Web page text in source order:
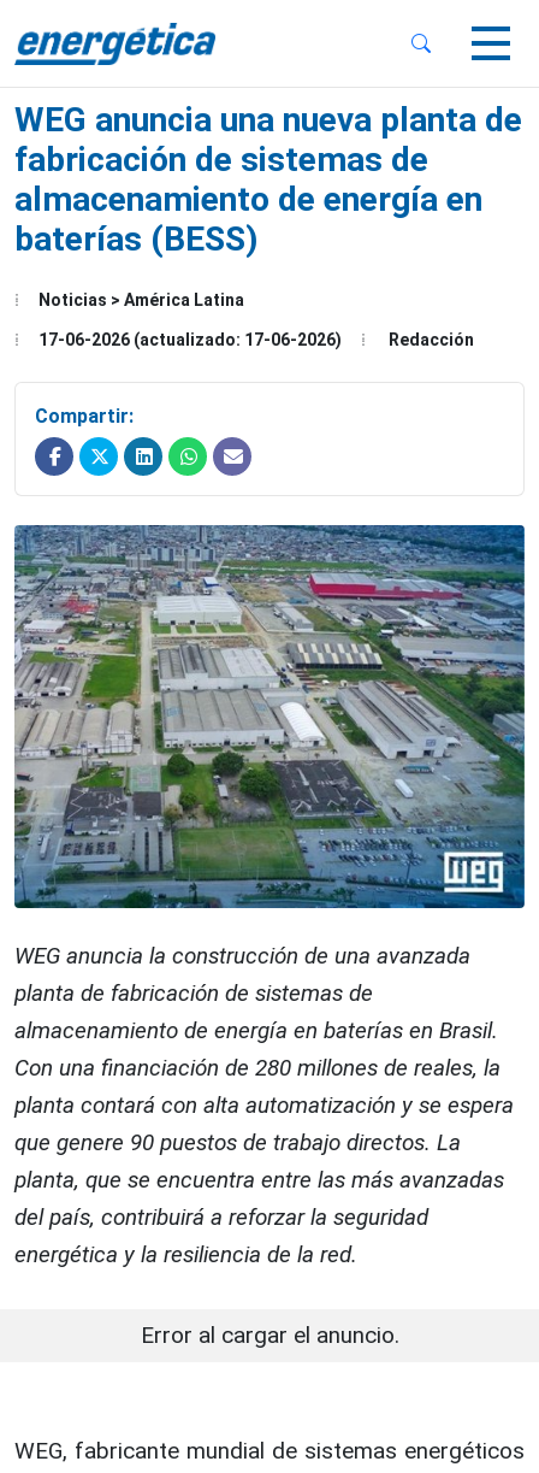
Menu
Menu
WEG anuncia una nueva planta de
fabricación de sistemas de
almacenamiento de energía en
baterías (BESS)
Noticias > América Latina
17-06-2026 (actualizado: 17-06-2026) Redacción
Compartir:
WEG anuncia la construcción de una avanzada
planta de fabricación de sistemas de
almacenamiento de energía en baterías en Brasil.
Con una financiación de 280 millones de reales, la
planta contará con alta automatización y se espera
que genere 90 puestos de trabajo directos. La
planta, que se encuentra entre las más avanzadas
del país, contribuirá a reforzar la seguridad
energética y la resiliencia de la red.
Error al cargar el anuncio.
WEG, fabricante mundial de sistemas energéticos